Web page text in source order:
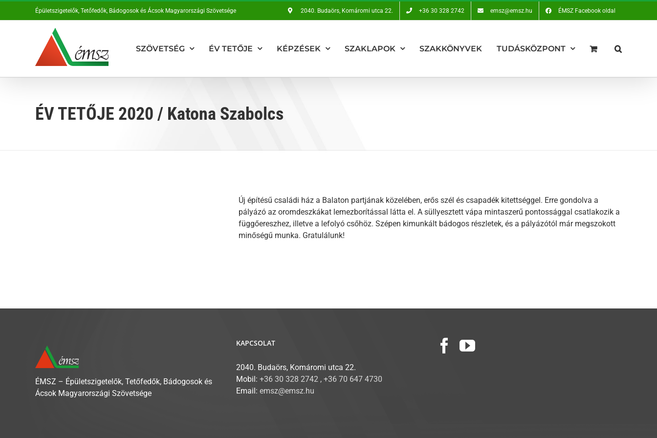
Épületszigetelők, Tetőfedők, Bádogosok és Ácsok Magyarországi Szövetsége 2040. Budaörs, Komáromi utca 22. +36 30 328 2742 emsz@emsz.hu ÉMSZ Facebook oldal
SZÖVETSÉG ÉV TETŐJE KÉPZÉSEK SZAKLAPOK SZAKKÖNYVEK TUDÁSKÖZPONT
ÉV TETŐJE 2020 / Katona Szabolcs
Új építésű családi ház a Balaton partjának közelében, erős szél és csapadék kitettséggel. Erre gondolva a
pályázó az oromdeszkákat lemezborítással látta el. A süllyesztett vápa mintaszerű pontossággal csatlakozik a
függőereszhez, illetve a lefolyó csőhöz. Szépen kimunkált bádogos részletek, és a pályázótól már megszokott
minőségű munka. Gratulálunk!
ÉMSZ – Épületszigetelők, Tetőfedők, Bádogosok és
Ácsok Magyarországi Szövetsége
KAPCSOLAT
2040. Budaörs, Komáromi utca 22.
Mobil: +36 30 328 2742 , +36 70 647 4730
Email: emsz@emsz.hu